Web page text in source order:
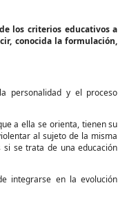
los criterios educativos a
conocida la formulación,
personalidad y el proceso
ella se orienta, tienen su
al sujeto de la misma
si se trata de una educación
integrarse en la evolución